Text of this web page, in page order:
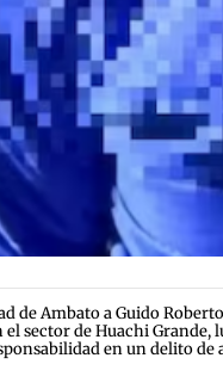
de Ambato a Guido
sector de Huachi
en un delito